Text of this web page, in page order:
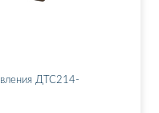
ДТ­С214-